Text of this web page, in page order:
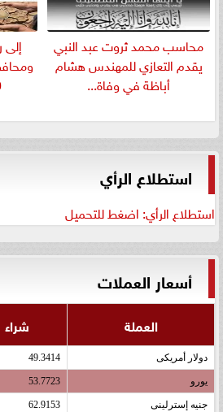
​محاسب محمد ثروت عبد النبي
يقدم التعازي للمهندس هشام
أباظة في وفاة...
إلى
استطلاع الرأي
استطلاع الرأي: اضغط للتحميل
أسعار العملات
العملة شراء
دولار أمريكى 49.3414
يورو 53.7723
جنيه إسترلينى 62.9153